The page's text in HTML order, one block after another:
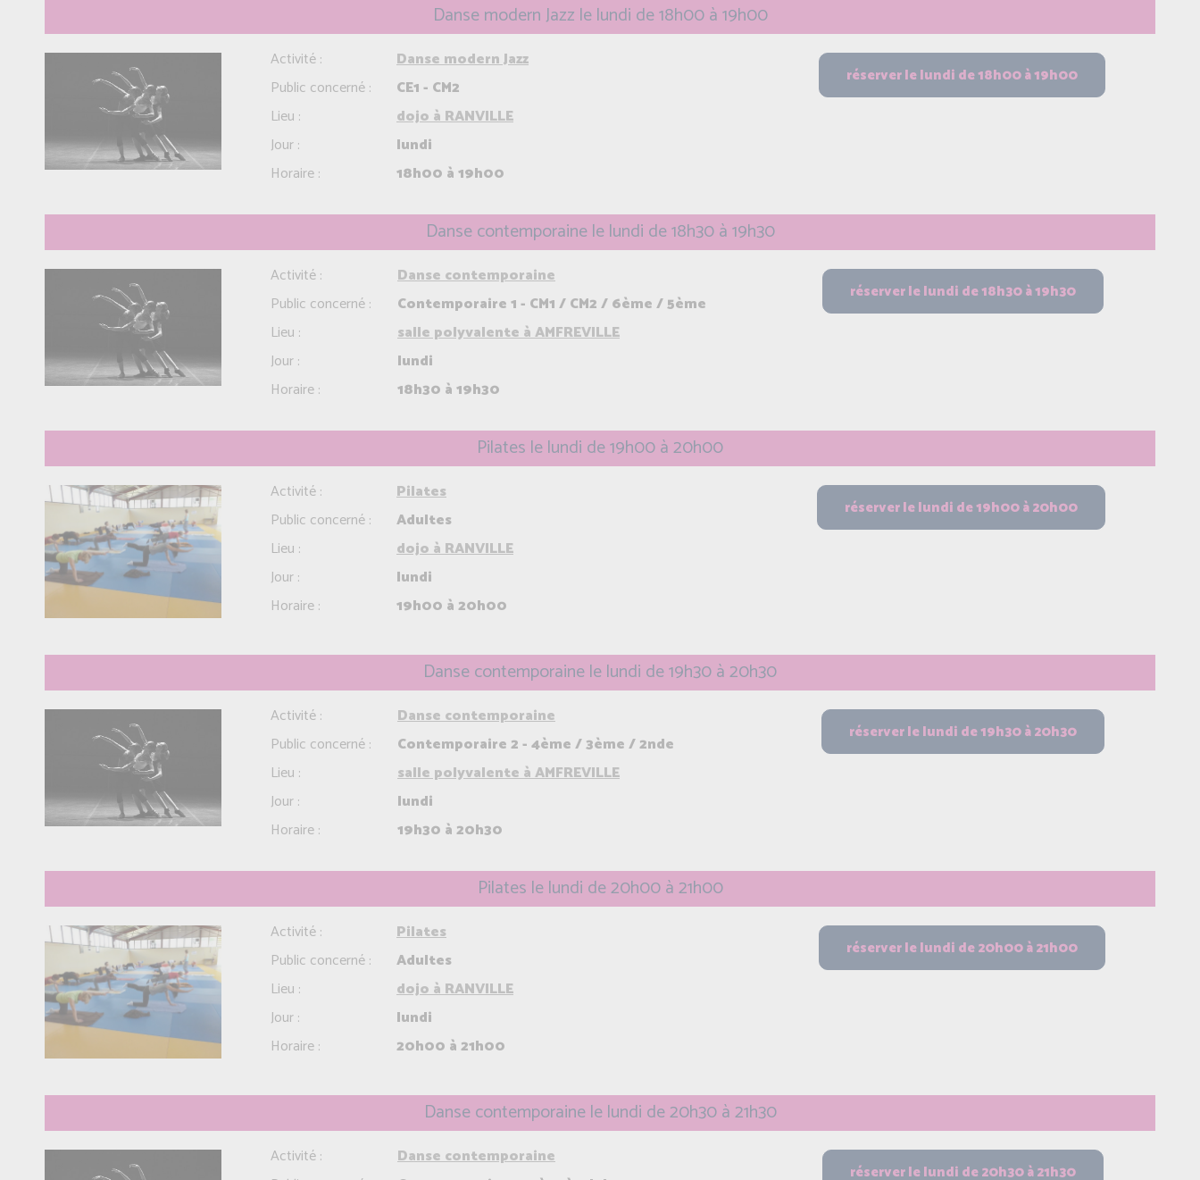
Danse modern Jazz le lundi de 18h00 à 19h00
Activité :
Public concerné :
Lieu :
Jour :
Horaire :
Danse modern Jazz
CE1 - CM2
dojo à RANVILLE
lundi
18h00 à 19h00
Danse contemporaine le lundi de 18h30 à 19h30
Activité :
Public concerné :
Lieu :
Jour :
Horaire :
Danse contemporaine
Contemporaire 1 - CM1 / CM2 / 6ème / 5ème
salle polyvalente à AMFREVILLE
lundi
18h30 à 19h30
Pilates le lundi de 19h00 à 20h00
Activité :
Public concerné :
Lieu :
Jour :
Horaire :
Pilates
Adultes
dojo à RANVILLE
lundi
19h00 à 20h00
Danse contemporaine le lundi de 19h30 à 20h30
Activité :
Public concerné :
Lieu :
Jour :
Horaire :
Danse contemporaine
Contemporaire 2 - 4ème / 3ème / 2nde
salle polyvalente à AMFREVILLE
lundi
19h30 à 20h30
Pilates le lundi de 20h00 à 21h00
Activité :
Public concerné :
Lieu :
Jour :
Horaire :
Pilates
Adultes
dojo à RANVILLE
lundi
20h00 à 21h00
Danse contemporaine le lundi de 20h30 à 21h30
Activité :
Danse contemporaine